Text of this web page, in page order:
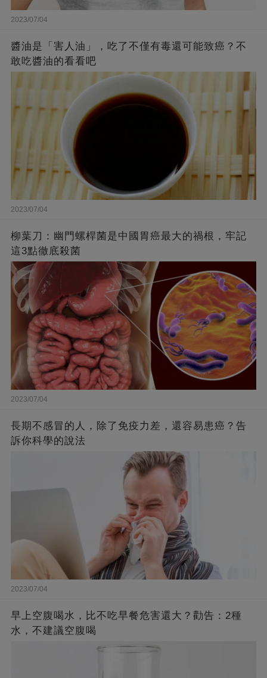
2023/07/04
醬油是「害人油」，吃了不僅有毒還可能致癌？不
敢吃醬油的看看吧
2023/07/04
柳葉刀：幽門螺桿菌是中國胃癌最大的禍根，牢記
這3點徹底殺菌
2023/07/04
長期不感冒的人，除了免疫力差，還容易患癌？告
訴你科學的說法
2023/07/04
早上空腹喝水，比不吃早餐危害還大？勸告：2種
水，不建議空腹喝